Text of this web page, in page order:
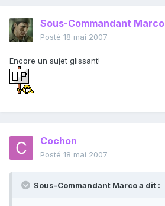
Sous-Commandant Marco
Posté 18 mai 2007
Encore un sujet glissant!
Cochon
Posté 18 mai 2007
Sous-Commandant Marco a dit :